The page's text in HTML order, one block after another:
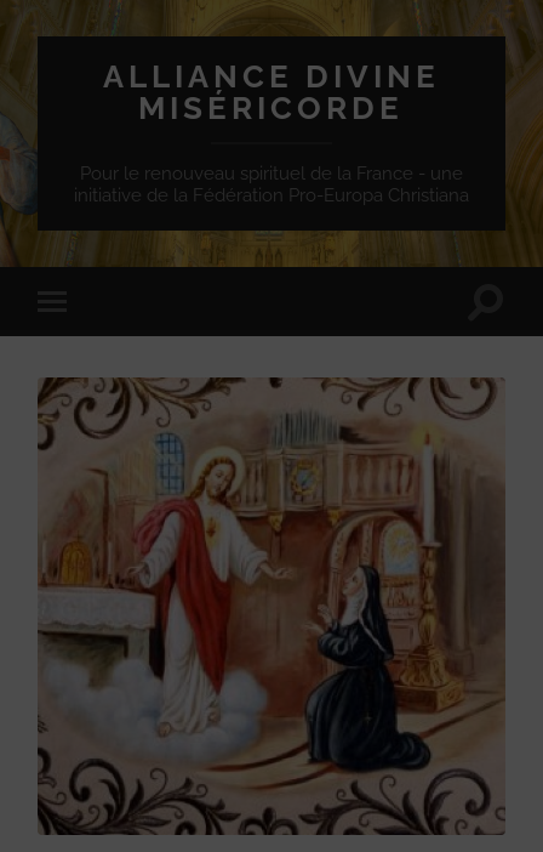
ALLIANCE DIVINE
MISÉRICORDE
Pour le renouveau spirituel de la France - une
initiative de la Fédération Pro-Europa Christiana
mobile